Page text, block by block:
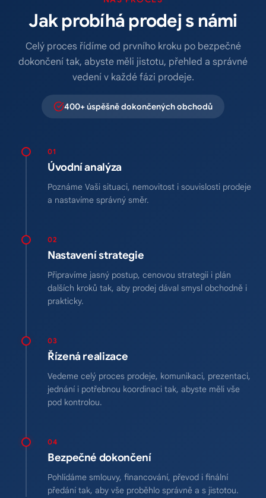
Jak probíhá prodej s námi
Celý proces řídíme od prvního kroku po bezpečné
dokončení tak, abyste měli jistotu, přehled a správné
vedení v každé fázi prodeje.
400+ úspěšně dokončených obchodů
01
Úvodní analýza
Poznáme Vaši situaci, nemovitost i souvislosti prodeje
a nastavíme správný směr.
02
Nastavení strategie
Připravíme jasný postup, cenovou strategii i plán
dalších kroků tak, aby prodej dával smysl obchodně i
prakticky.
03
Řízená realizace
Vedeme celý proces prodeje, komunikaci, prezentaci,
jednání i potřebnou koordinaci tak, abyste měli vše
pod kontrolou.
04
Bezpečné dokončení
Pohlídáme smlouvy, financování, převod i finální
předání tak, aby vše proběhlo správně a s jistotou.